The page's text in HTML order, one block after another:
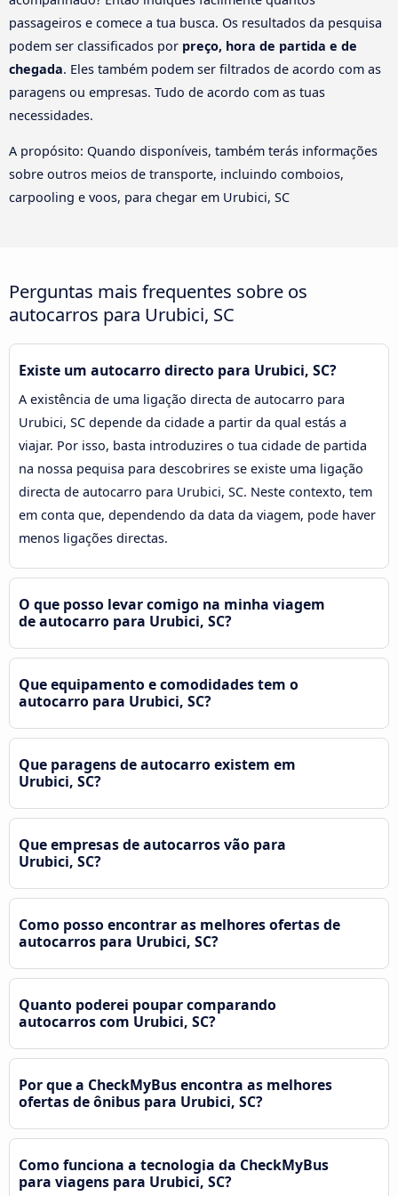
passageiros e comece a tua busca. Os resultados da pesquisa
podem ser classificados por preço, hora de partida e de
chegada. Eles também podem ser filtrados de acordo com as
paragens ou empresas. Tudo de acordo com as tuas
necessidades.
A propósito: Quando disponíveis, também terás informações
sobre outros meios de transporte, incluindo comboios,
carpooling e voos, para chegar em Urubici, SC
Perguntas mais frequentes sobre os
autocarros para Urubici, SC
Existe um autocarro directo para Urubici, SC?
A existência de uma ligação directa de autocarro para
Urubici, SC depende da cidade a partir da qual estás a
viajar. Por isso, basta introduzires o tua cidade de partida
na nossa pequisa para descobrires se existe uma ligação
directa de autocarro para Urubici, SC. Neste contexto, tem
em conta que, dependendo da data da viagem, pode haver
menos ligações directas.
O que posso levar comigo na minha viagem
de autocarro para Urubici, SC?
Que equipamento e comodidades tem o
autocarro para Urubici, SC?
Que paragens de autocarro existem em
Urubici, SC?
Que empresas de autocarros vão para
Urubici, SC?
Como posso encontrar as melhores ofertas de
autocarros para Urubici, SC?
Quanto poderei poupar comparando
autocarros com Urubici, SC?
Por que a CheckMyBus encontra as melhores
ofertas de ônibus para Urubici, SC?
Como funciona a tecnologia da CheckMyBus
para viagens para Urubici, SC?